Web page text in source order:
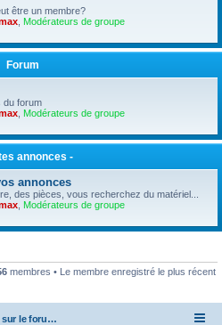
être un membre?
Modérateurs de groupe
Forum
du forum
Modérateurs de groupe
annonces -
annonces
des pièces, vous recherchez du matériel...
Modérateurs de groupe
membres • Le membre enregistré le plus récent
Bienvenue sur le forum des scooters de la gamme SYM